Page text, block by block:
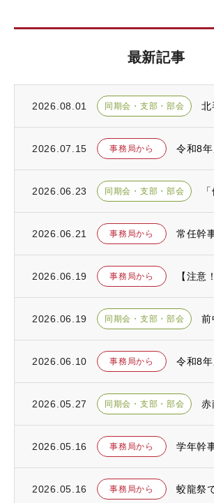
最新記事
2026.08.01 同期会・支部・部会
2026.07.15 事務局から
2026.06.23 同期会・支部・部会
2026.06.21 事務局から
2026.06.19 事務局から
2026.06.19 同期会・支部・部会
2026.06.10 事務局から
2026.05.27 同期会・支部・部会
2026.05.16 事務局から
2026.05.16 事務局から